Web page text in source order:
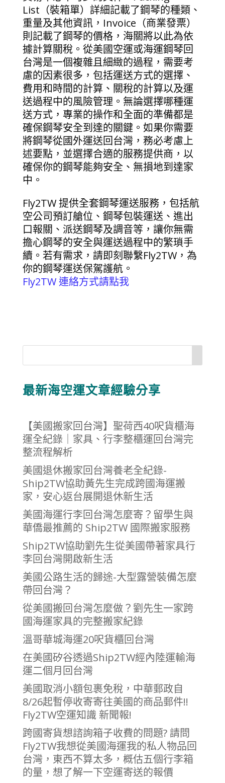
List（裝箱單）詳細記載了鋼琴的種類、
重量及其他資訊，Invoice（商業發票）
則記載了鋼琴的價格，海關將以此為依
據計算關稅。從美國空運或海運鋼琴回
台灣是一個複雜且細緻的過程，需要考
慮的因素很多，包括運送方式的選擇、
費用和時間的計算、關稅的計算以及運
送過程中的風險管理。無論選擇哪種運
送方式，專業的操作和全面的準備都是
確保鋼琴安全到達的關鍵。如果你需要
將鋼琴從國外運送回台灣，務必考慮上
述要點，並選擇合適的服務提供商，以
確保你的鋼琴能夠安全、無損地到達家
中。
Fly2TW 提供全套鋼琴運送服務，包括航
空公司預訂艙位、鋼琴包裝運送、進出
口報關、派送鋼琴及調音等，讓你無需
擔心鋼琴的安全與運送過程中的繁瑣手
續。若有需求，請即刻聯繫Fly2TW，為
你的鋼琴運送保駕護航。
Fly2TW 連絡方式請點我
最新海空運文章經驗分享
【美國搬家回台灣】聖荷西40呎貨櫃海
運全紀錄｜家具、行李整櫃運回台灣完
整流程解析
美國退休搬家回台灣養老全紀錄-
Ship2TW協助黃先生完成跨國海運搬
家，安心返台展開退休新生活
美國海運行李回台灣怎麼寄？留學生與
華僑最推薦的 Ship2TW 國際搬家服務
Ship2TW協助劉先生從美國帶著家具行
李回台灣開啟新生活
美國公路生活的歸途-大型露營裝備怎麼
帶回台灣？
從美國搬回台灣怎麼做？劉先生一家跨
國海運家具的完整搬家紀錄
溫哥華城海運20呎貨櫃回台灣
在美國矽谷透過Ship2TW經內陸運輸海
運二個月回台灣
美國取消小額包裹免稅，中華郵政自
8/26起暫停收寄寄往美國的商品郵件!!
Fly2TW空運知識 新聞報!
跨國寄貨想諮詢箱子收費的問題? 請問
Fly2TW我想從美國海運我的私人物品回
台灣，東西不算太多，概估五個行李箱
的量，想了解一下空運寄送的報價